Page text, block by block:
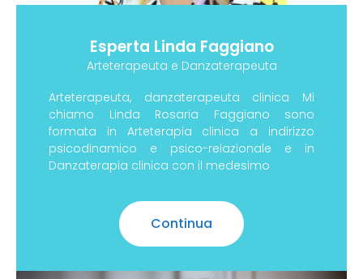
Esperta Linda Faggiano
Arteterapeuta e Danzaterapeuta
Arteterapeuta, danzaterapeuta clinica Mi
chiamo Linda Rosaria Faggiano sono
formata in Arteterapia clinica a indirizzo
psicodinamico e psico-relazionale e in
Danzaterapia clinica con il medesimo
Continua